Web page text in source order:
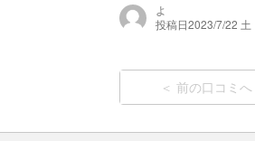
よ
投稿日2023/7/22 土
前の口コミへ